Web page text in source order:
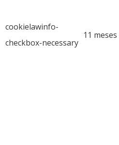
cookielawinfo-
checkbox-necessary
11 meses